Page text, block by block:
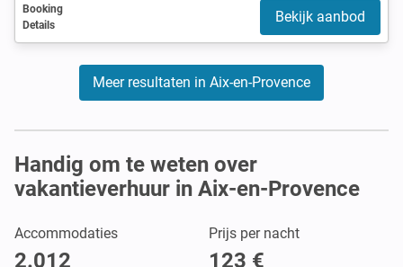
Booking
Details
Bekijk aanbod
Meer resultaten in Aix-en-Provence
Handig om te weten over
vakantieverhuur in Aix-en-Provence
Accommodaties
2.012
Prijs per nacht
123 €